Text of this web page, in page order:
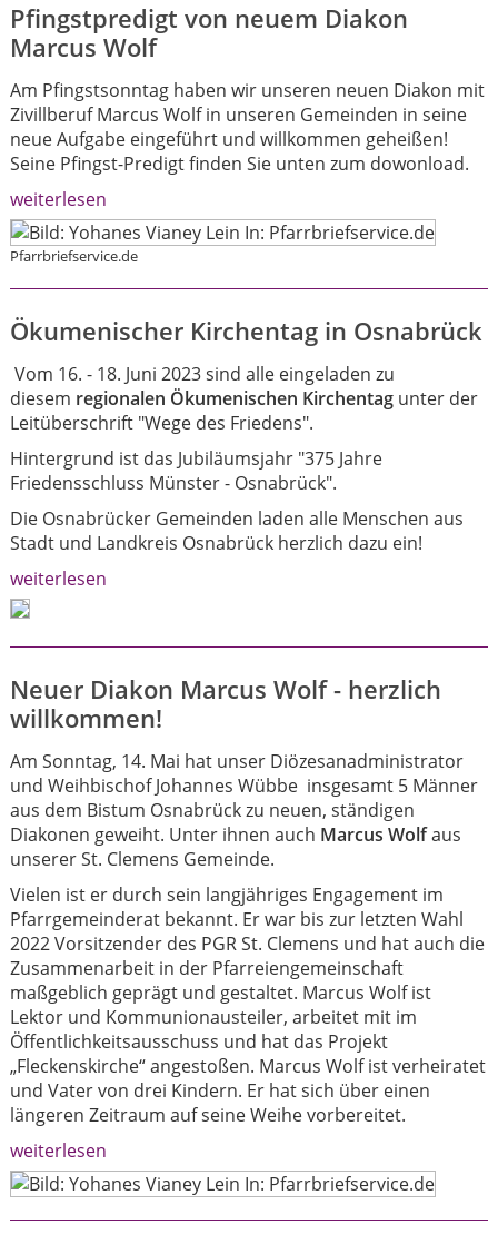
Pfingstpredigt von neuem Diakon
Marcus Wolf
Am Pfingstsonntag haben wir unseren neuen Diakon mit
Zivillberuf Marcus Wolf in unseren Gemeinden in seine
neue Aufgabe eingeführt und willkommen geheißen!
Seine Pfingst-Predigt finden Sie unten zum dowonload.
weiterlesen
Pfarrbriefservice.de
Ökumenischer Kirchentag in Osnabrück
Vom 16. - 18. Juni 2023 sind alle eingeladen zu
diesem regionalen Ökumenischen Kirchentag unter der
Leitüberschrift "Wege des Friedens".
Hintergrund ist das Jubiläumsjahr "375 Jahre
Friedensschluss Münster - Osnabrück".
Die Osnabrücker Gemeinden laden alle Menschen aus
Stadt und Landkreis Osnabrück herzlich dazu ein!
weiterlesen
Neuer Diakon Marcus Wolf - herzlich
willkommen!
Am Sonntag, 14. Mai hat unser Diözesanadministrator
und Weihbischof Johannes Wübbe insgesamt 5 Männer
aus dem Bistum Osnabrück zu neuen, ständigen
Diakonen geweiht. Unter ihnen auch Marcus Wolfaus
unserer St. Clemens Gemeinde.
Vielen ist er durch sein langjähriges Engagement im
Pfarrgemeinderat bekannt. Er war bis zur letzten Wahl
2022 Vorsitzender des PGR St. Clemens und hat auch die
Zusammenarbeit in der Pfarreiengemeinschaft
maßgeblich geprägt und gestaltet. Marcus Wolf ist
Lektor und Kommunionausteiler, arbeitet mit im
Öffentlichkeitsausschuss und hat das Projekt
„Fleckenskirche“ angestoßen. Marcus Wolf ist verheiratet
und Vater von drei Kindern. Er hat sich über einen
längeren Zeitraum auf seine Weihe vorbereitet.
weiterlesen